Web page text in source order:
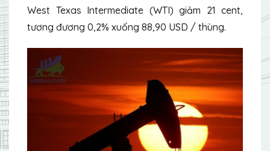
West Texas Intermediate (WTI) giảm 21 cent,
tương đương 0,2% xuống 88,90 USD / thùng.